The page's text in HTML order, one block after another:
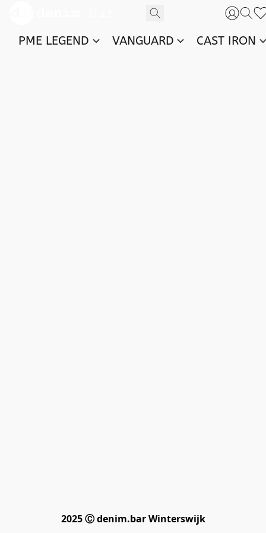
PME LEGEND VANGUARD CAST IRON
2025 Ⓒ denim.bar Winterswijk